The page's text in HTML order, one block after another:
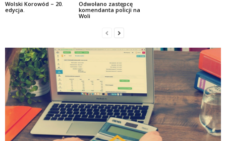
Wolski Korowód – 20.
edycja.
Odwołano zastępcę
komendanta policji na
Woli